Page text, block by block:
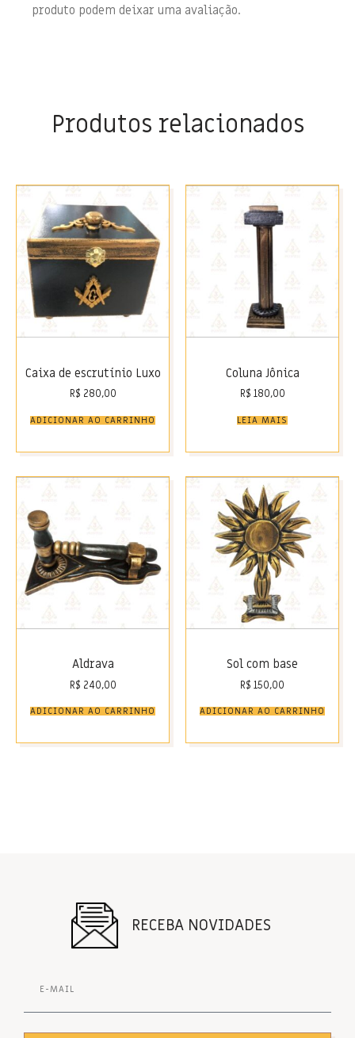
produto podem deixar uma avaliação.
Produtos relacionados
Caixa de escrutínio Luxo
R$ 280,00
ADICIONAR AO CARRINHO
Coluna Jônica
R$ 180,00
LEIA MAIS
Aldrava
R$ 240,00
ADICIONAR AO CARRINHO
Sol com base
R$ 150,00
ADICIONAR AO CARRINHO
RECEBA NOVIDADES